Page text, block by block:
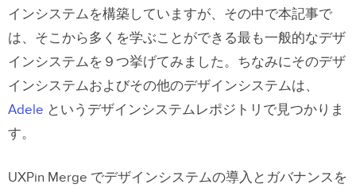
インシステムを構築していますが、その中で本記事で
は、そこから多くを学ぶことができる最も一般的なデザ
インシステムを９つ挙げてみました。ちなみにそのデザ
インシステムおよびその他のデザインシステムは、
Adele というデザインシステムレポジトリで見つかりま
す。
UXPin Merge でデザインシステムの導入とガバナンスを